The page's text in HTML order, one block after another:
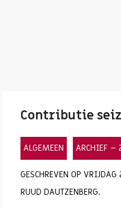
Contributie
ALGEMEEN ARCHIEF –
GESCHREVEN OP
RUUD DAUTZENBERG.